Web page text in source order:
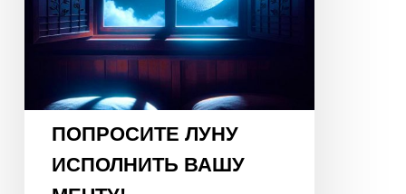
2026
года,
ПОПРОСИТЕ ЛУНУ
ИСПОЛНИТЬ ВАШУ